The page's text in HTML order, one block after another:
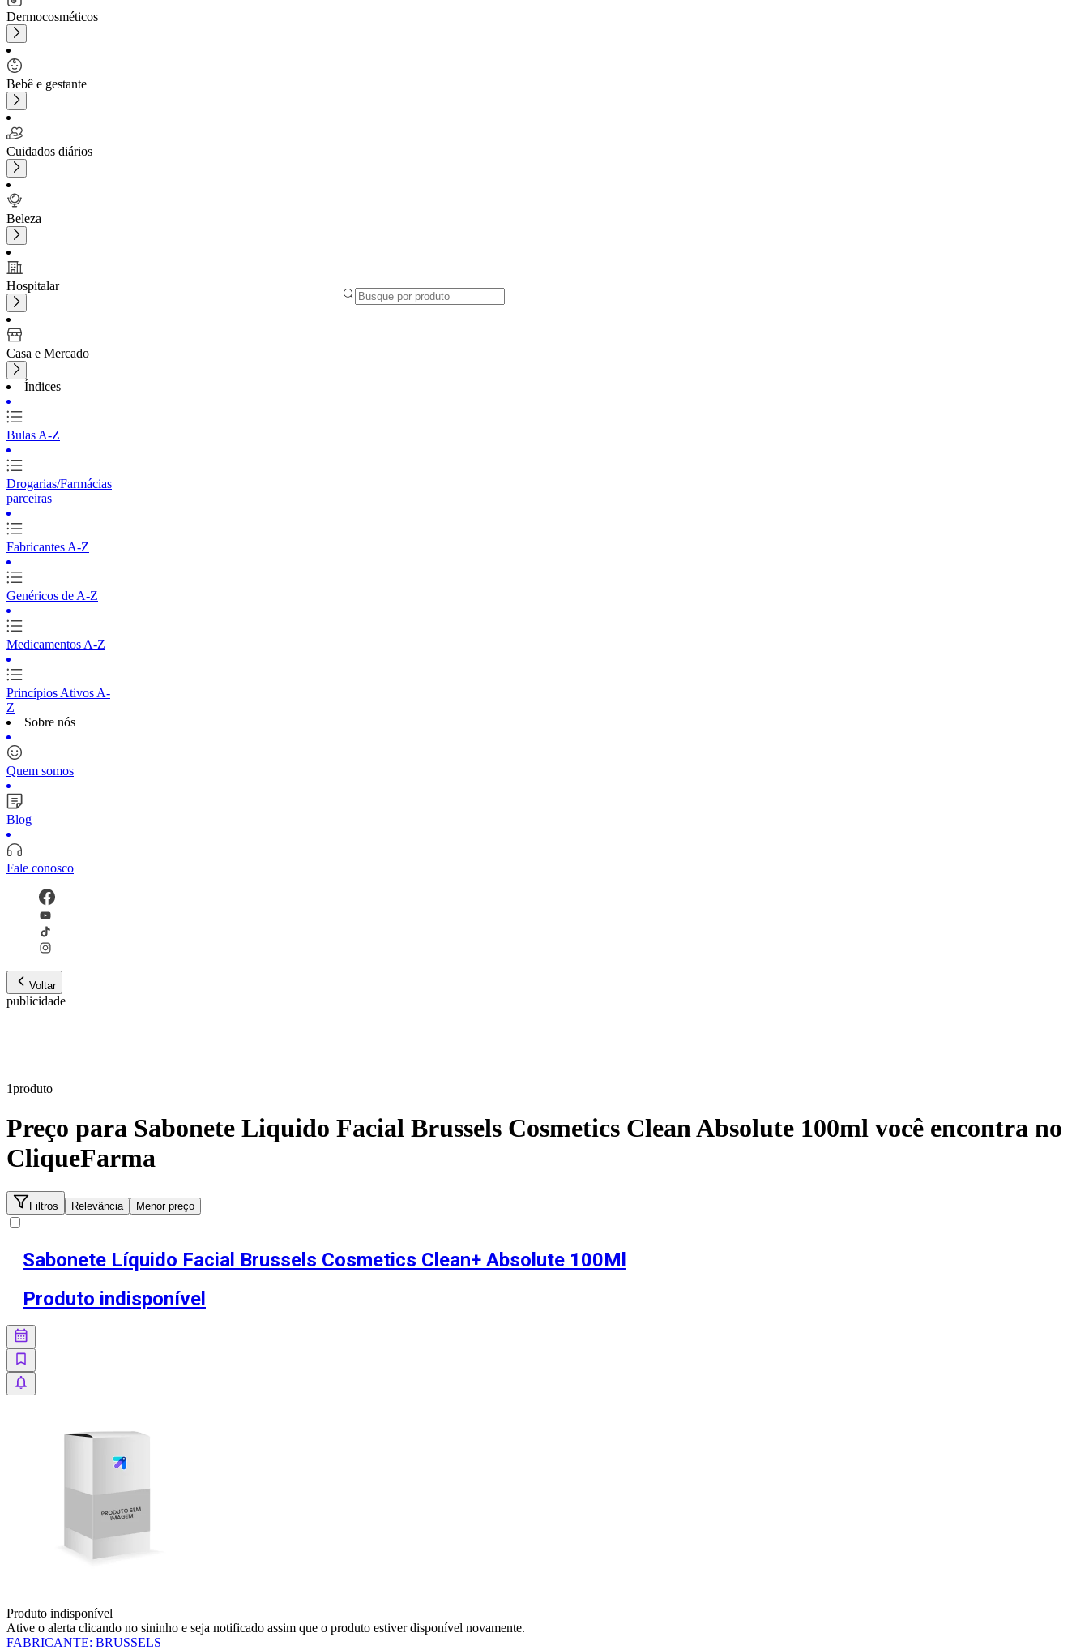
Dermocosméticos
Bebê e gestante
Cuidados diários
Beleza
Hospitalar
Casa e Mercado
Índices
Bulas A-Z
Drogarias/Farmácias
parceiras
Fabricantes A-Z
Genéricos de A-Z
Medicamentos A-Z
Princípios Ativos A-
Z
Sobre nós
Quem somos
Blog
Fale conosco
Voltar
publicidade
1produto
Preço para Sabonete Liquido Facial Brussels Cosmetics Clean Absolute 100ml você encontra no
CliqueFarma
Filtros Relevância Menor preço
Sabonete Líquido Facial Brussels Cosmetics Clean+ Absolute 100Ml
Produto indisponível
Produto indisponível
Ative o alerta clicando no sininho e seja notificado assim que o produto estiver disponível novamente.
FABRICANTE: BRUSSELS